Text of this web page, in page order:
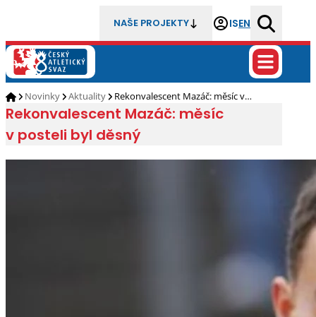
NAŠE PROJEKTY ISEN
Novinky Aktuality Rekonvalescent Mazáč: měsíc v…
Rekonvalescent Mazáč: měsíc
v posteli byl děsný